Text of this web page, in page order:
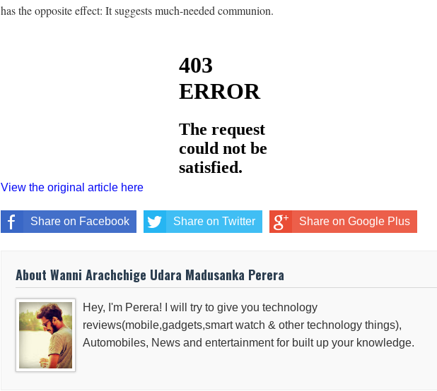
has the opposite effect: It suggests much-needed communion.
View the original article here
Share on Facebook Share on Twitter Share on Google Plus
About Wanni Arachchige Udara Madusanka Perera
Hey, I'm Perera! I will try to give you technology
reviews(mobile,gadgets,smart watch & other technology things),
Automobiles, News and entertainment for built up your knowledge.